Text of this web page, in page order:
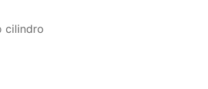
cilindro